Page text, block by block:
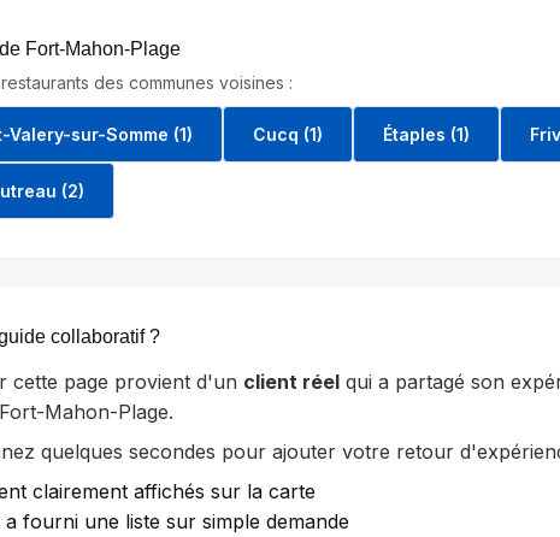
Fort-Mahon-Plage
des communes voisines :
Valery-sur-Somme (1) Cucq (1) Étaples (1)
(2)
collaboratif ?
cette page provient d'un client réel qui a partagé son
Mahon-Plage.
quelques secondes pour ajouter votre retour
clairement affichés sur la carte
fourni une liste sur simple demande